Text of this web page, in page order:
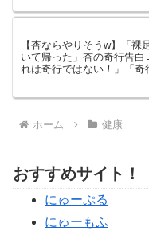
【杏ならやりそうw】「裸
いて帰った」杏の奇行告
れは奇行ではない！」「奇
ホーム 健康
おすすめサイト！
にゅーぷる
にゅーもふ